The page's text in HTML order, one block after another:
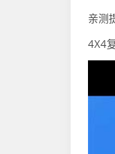
亲测
4X4